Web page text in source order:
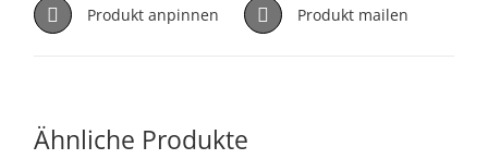
Produkt anpinnen Produkt mailen
Ähnliche Produkte